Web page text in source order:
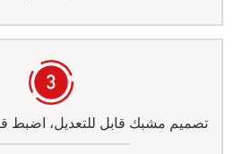
تصميم مشبك قابل للتعديل،